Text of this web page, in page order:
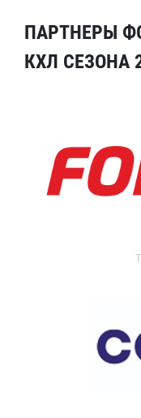
ПАРТНЕРЫ
КХЛ СЕЗОНА